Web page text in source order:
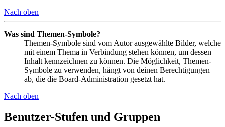
Nach oben
Was sind Themen-Symbole?
Themen-Symbole sind vom Autor ausgewählte Bilder, welche
mit einem Thema in Verbindung stehen können, um dessen
Inhalt kennzeichnen zu können. Die Möglichkeit, Themen-
Symbole zu verwenden, hängt von deinen Berechtigungen
ab, die die Board-Administration gesetzt hat.
Nach oben
Benutzer-Stufen und Gruppen